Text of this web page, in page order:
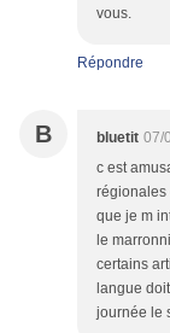
vous.
Répondre
B bluetit 07/
c est
régionales
que je m
le
certains
langue
journée le